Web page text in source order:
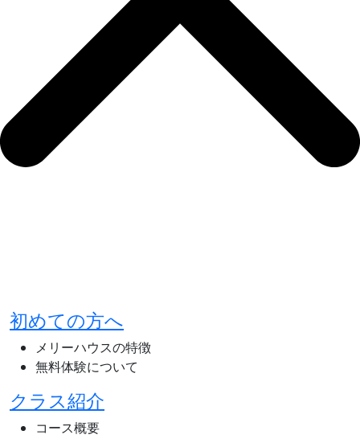
初めての方へ
メリーハウスの特徴
無料体験について
クラス紹介
コース概要